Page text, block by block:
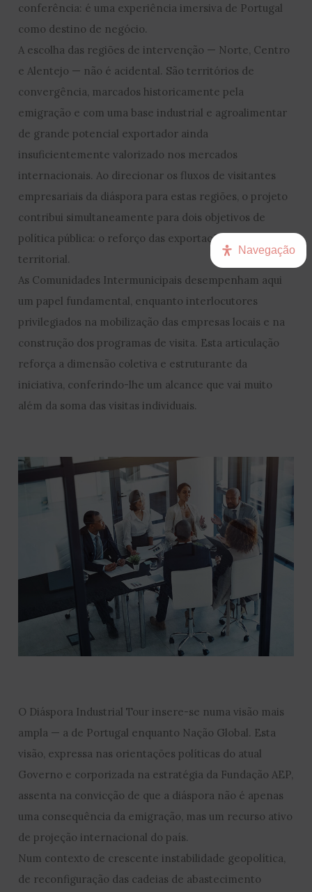
conferência: é uma experiência imersiva de Portugal
como destino de negócio.
A escolha das regiões de intervenção — Norte, Centro
e Alentejo — não é acidental. São territórios de
convergência, marcados historicamente pela
emigração e com uma base industrial e agroalimentar
de grande potencial exportador ainda
insuficientemente valorizado nos mercados
internacionais. Ao direcionar os fluxos de visitantes
empresariais da diáspora para estas regiões, o projeto
contribui simultaneamente para dois objetivos de
política pública: o reforço das exportações e a coesão
territorial.
As Comunidades Intermunicipais desempenham aqui
um papel fundamental, enquanto interlocutores
privilegiados na mobilização das empresas locais e na
construção dos programas de visita. Esta articulação
reforça a dimensão coletiva e estruturante da
iniciativa, conferindo-lhe um alcance que vai muito
além da soma das visitas individuais.
O Diáspora Industrial Tour insere-se numa visão mais
ampla — a de Portugal enquanto Nação Global. Esta
visão, expressa nas orientações políticas do atual
Governo e corporizada na estratégia da Fundação AEP,
assenta na convicção de que a diáspora não é apenas
uma consequência da emigração, mas um recurso ativo
de projeção internacional do país.
Num contexto de crescente instabilidade geopolítica,
de reconfiguração das cadeias de abastecimento
Navegação